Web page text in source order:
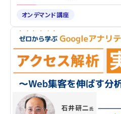
オンデマンド講座